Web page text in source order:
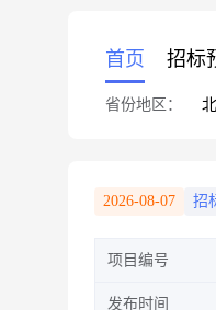
首页 招标
省份地区：
2026-08-07 招
项目编号
发布时间